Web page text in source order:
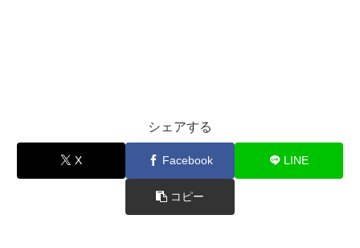
シェアする
X Facebook LINE
コピー